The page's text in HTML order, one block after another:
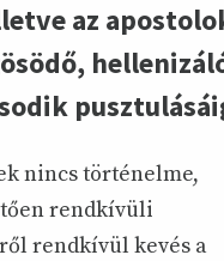
az
nincs történelme,
rendkívüli
rendkívül kevés a